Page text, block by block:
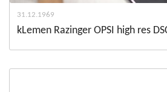
31.12.1969
kLemen Razinger OPSI high res